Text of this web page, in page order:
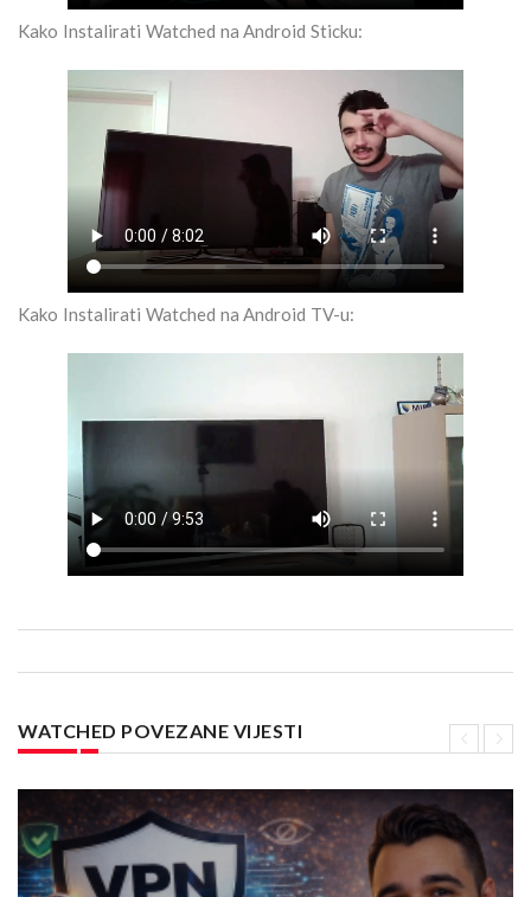
Kako Instalirati Watched na Android Sticku:
Kako Instalirati Watched na Android TV-u:
WATCHED POVEZANE VIJESTI